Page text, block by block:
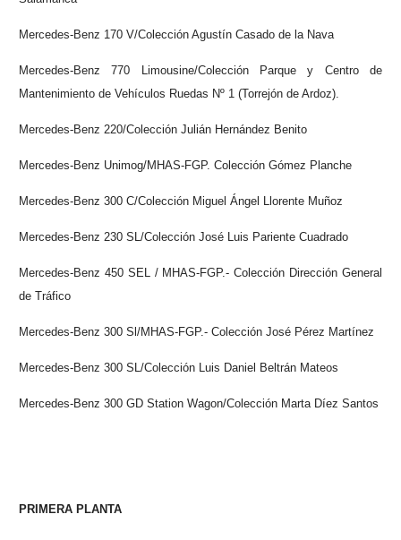
Mercedes-Benz 170 V/Colección Agustín Casado de la Nava
Mercedes-Benz 770 Limousine/Colección Parque y Centro de
Mantenimiento de Vehículos Ruedas Nº 1 (Torrejón de Ardoz).
Mercedes‐Benz 220/Colección Julián Hernández Benito
Mercedes-Benz Unimog/MHAS-FGP. Colección Gómez Planche
Mercedes-Benz 300 C/Colección Miguel Ángel Llorente Muñoz
Mercedes-Benz 230 SL/Colección José Luis Pariente Cuadrado
Mercedes-Benz 450 SEL / MHAS-FGP.- Colección Dirección General
de Tráfico
Mercedes-Benz 300 Sl/MHAS-FGP.- Colección José Pérez Martínez
Mercedes-Benz 300 SL/Colección Luis Daniel Beltrán Mateos
Mercedes-Benz 300 GD Station Wagon/Colección Marta Díez Santos
PRIMERA PLANTA